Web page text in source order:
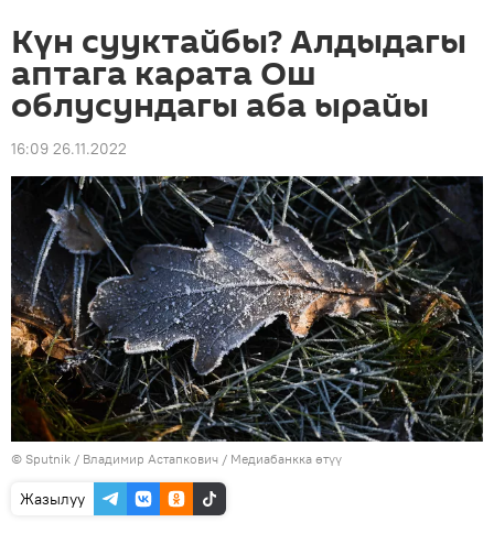
Күн сууктайбы? Алдыдагы
аптага карата Ош
облусундагы аба ырайы
16:09 26.11.2022
© Sputnik / Владимир Астапкович / Медиабанкка өтүү
Жазылуу